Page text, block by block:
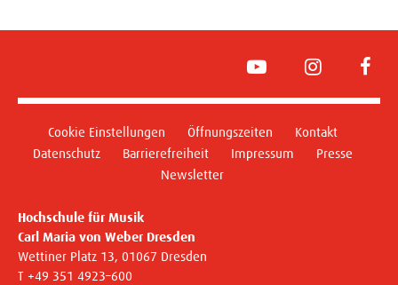
YouTube Instagram
Cookie Einstellungen Öffnungszeiten
Kontakt
Datenschutz
Barrierefreiheit Impressum
Presse
Newsletter
Hochschule für Musik
Carl Maria von Weber Dresden
Wettiner Platz 13, 01067 Dresden
T +49 351 4923–600